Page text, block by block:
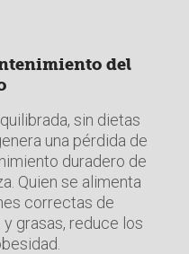
del
sin dietas
una pérdida de
duradero de
Quien se alimenta
correctas de
grasas, reduce los